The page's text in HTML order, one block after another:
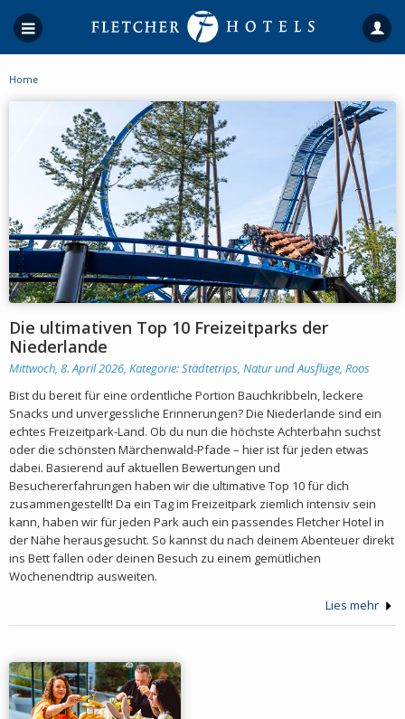
Home
Die ultimativen Top 10 Freizeitparks der
Niederlande
Mittwoch, 8. April 2026, Kategorie:Städtetrips, Natur und Ausflüge, Roos
Bist du bereit für eine ordentliche Portion Bauchkribbeln, leckere
Snacks und unvergessliche Erinnerungen? Die Niederlande sind ein
echtes Freizeitpark-Land. Ob du nun die höchste Achterbahn suchst
oder die schönsten Märchenwald-Pfade – hier ist für jeden etwas
dabei. Basierend auf aktuellen Bewertungen und
Besuchererfahrungen haben wir die ultimative Top 10 für dich
zusammengestellt! Da ein Tag im Freizeitpark ziemlich intensiv sein
kann, haben wir für jeden Park auch ein passendes Fletcher Hotel in
der Nähe herausgesucht. So kannst du nach deinem Abenteuer direkt
ins Bett fallen oder deinen Besuch zu einem gemütlichen
Wochenendtrip ausweiten.
Lies mehr